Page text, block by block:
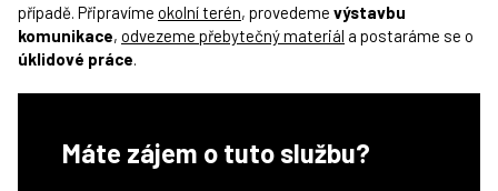
případě. Připravíme okolní terén, provedeme výstavbu
komunikace, odvezeme přebytečný materiál a postaráme se o
úklidové práce.
Máte zájem o tuto službu?